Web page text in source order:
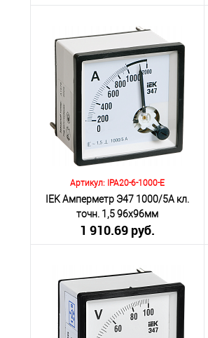
Количество:
В корзину
К сравнению
В избранное
Под заказ
Артикул: IPA20-6-1000-E
IEK Амперметр Э47 1000/5А кл.
точн. 1,5 96х96мм
1 910.69 руб.
Количество:
В корзину